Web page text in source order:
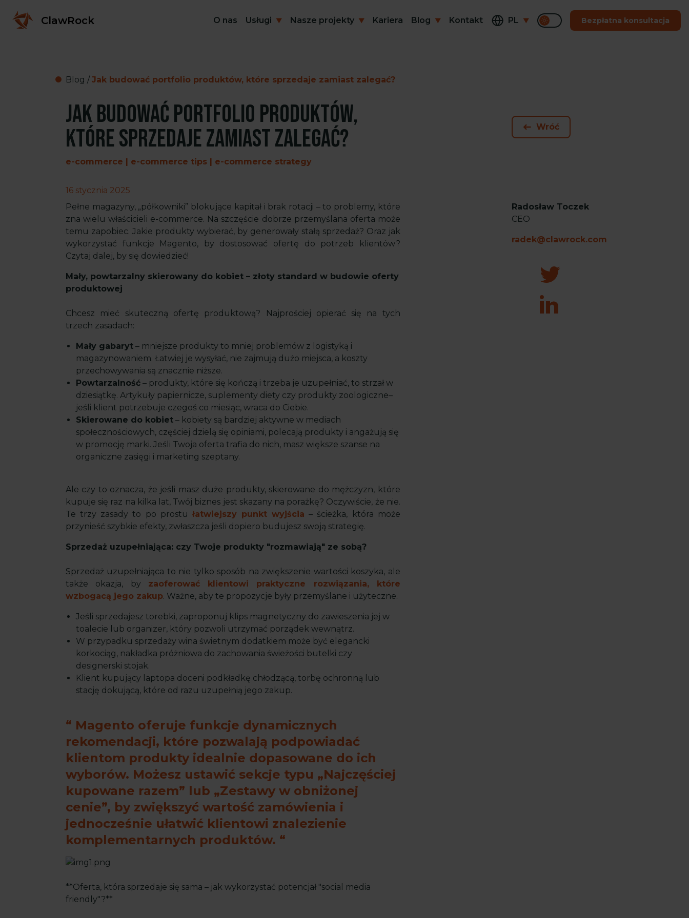
ClawRock O nas Usługi Nasze projekty Kariera Blog Kontakt PL Bezpłatna konsultacja
Blog /Jak budować portfolio produktów, które sprzedaje zamiast zalegać?
Jak budować portfolio produktów,
które sprzedaje zamiast zalegać?
Wróć
e-commerce | e-commerce tips | e-commerce strategy
16 stycznia 2025
Pełne magazyny, „półkowniki” blokujące kapitał i brak rotacji – to problemy, które
zna wielu właścicieli e-commerce. Na szczęście dobrze przemyślana oferta może
temu zapobiec. Jakie produkty wybierać, by generowały stałą sprzedaż? Oraz jak
wykorzystać funkcje Magento, by dostosować ofertę do potrzeb klientów?
Czytaj dalej, by się dowiedzieć!
Mały, powtarzalny skierowany do kobiet – złoty standard w budowie oferty
produktowej
Chcesz mieć skuteczną ofertę produktową? Najprościej opierać się na tych
trzech zasadach:
Mały gabaryt – mniejsze produkty to mniej problemów z logistyką i
magazynowaniem. Łatwiej je wysyłać, nie zajmują dużo miejsca, a koszty
przechowywania są znacznie niższe.
Powtarzalność – produkty, które się kończą i trzeba je uzupełniać, to strzał w
dziesiątkę. Artykuły papiernicze, suplementy diety czy produkty zoologiczne–
jeśli klient potrzebuje czegoś co miesiąc, wraca do Ciebie.
Skierowane do kobiet – kobiety są bardziej aktywne w mediach
społecznościowych, częściej dzielą się opiniami, polecają produkty i angażują się
w promocję marki. Jeśli Twoja oferta trafia do nich, masz większe szanse na
organiczne zasięgi i marketing szeptany.
Ale czy to oznacza, że jeśli masz duże produkty, skierowane do mężczyzn, które
kupuje się raz na kilka lat, Twój biznes jest skazany na porażkę? Oczywiście, że nie.
Te trzy zasady to po prostu łatwiejszy punkt wyjścia – ścieżka, która może
przynieść szybkie efekty, zwłaszcza jeśli dopiero budujesz swoją strategię.
Sprzedaż uzupełniająca: czy Twoje produkty "rozmawiają" ze sobą?
Sprzedaż uzupełniająca to nie tylko sposób na zwiększenie wartości koszyka, ale
także okazja, by zaoferować klientowi praktyczne rozwiązania, które
wzbogacą jego zakup. Ważne, aby te propozycje były przemyślane i użyteczne.
Jeśli sprzedajesz torebki, zaproponuj klips magnetyczny do zawieszenia jej w
toalecie lub organizer, który pozwoli utrzymać porządek wewnątrz.
W przypadku sprzedaży wina świetnym dodatkiem może być elegancki
korkociąg, nakładka próżniowa do zachowania świeżości butelki czy
designerski stojak.
Klient kupujący laptopa doceni podkładkę chłodzącą, torbę ochronną lub
stację dokującą, które od razu uzupełnią jego zakup.
Magento oferuje funkcje dynamicznych
rekomendacji, które pozwalają podpowiadać
klientom produkty idealnie dopasowane do ich
wyborów. Możesz ustawić sekcje typu „Najczęściej
kupowane razem” lub „Zestawy w obniżonej
cenie”, by zwiększyć wartość zamówienia i
jednocześnie ułatwić klientowi znalezienie
komplementarnych produktów.
**Oferta, która sprzedaje się sama – jak wykorzystać potencjał "social media
friendly"?**
Radosław Toczek
CEO
radek@clawrock.com